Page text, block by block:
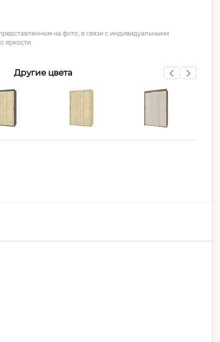
на фото, в связи с индивидуальными
яркости.
Другие цвета